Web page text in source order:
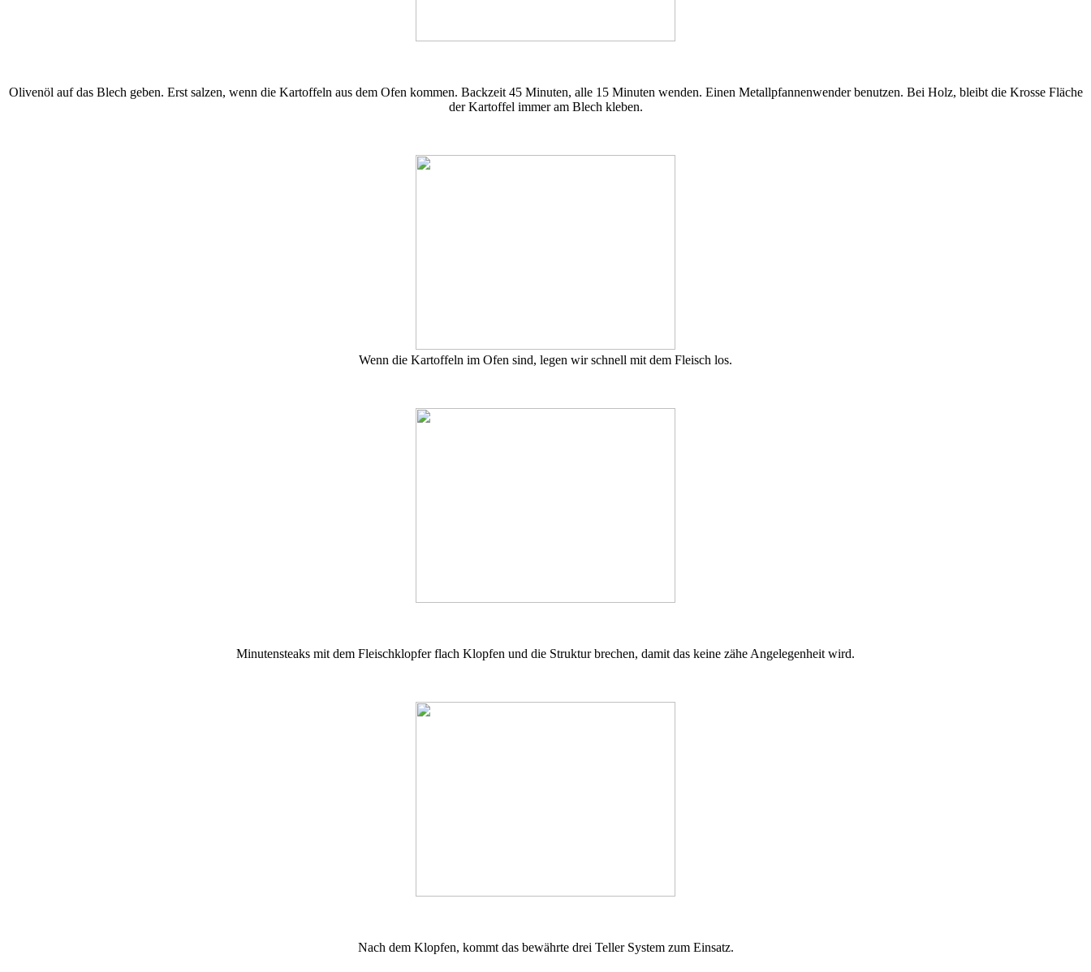
Olivenöl auf das Blech geben. Erst salzen, wenn die Kartoffeln aus dem Ofen kommen. Backzeit 45 Minuten, alle 15 Minuten wenden. Einen Metallpfannenwender benutzen. Bei Holz, bleibt die Krosse Fläche
der Kartoffel immer am Blech kleben.
Wenn die Kartoffeln im Ofen sind, legen wir schnell mit dem Fleisch los.
Minutensteaks mit dem Fleischklopfer flach Klopfen und die Struktur brechen, damit das keine zähe Angelegenheit wird.
Nach dem Klopfen, kommt das bewährte drei Teller System zum Einsatz.